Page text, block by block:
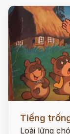
Đọc ngay
Tiếng
Loài lửng